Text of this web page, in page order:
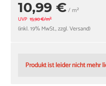
10,99 €/ m²
UVP 15,90 €/m²
(inkl. 19% MwSt., zzgl. Versand)
Produkt ist leider nicht mehr